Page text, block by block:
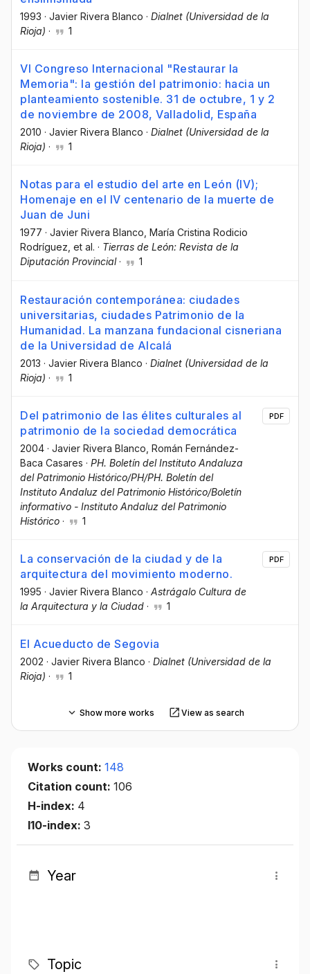
1993 · Javier Rivera Blanco · Dialnet (Universidad de la
Rioja) · 1
VI Congreso Internacional "Restaurar la
Memoria": la gestión del patrimonio: hacia un
planteamiento sostenible. 31 de octubre, 1 y 2
de noviembre de 2008, Valladolid, España
2010 · Javier Rivera Blanco · Dialnet (Universidad de la
Rioja) · 1
Notas para el estudio del arte en León (IV);
Homenaje en el IV centenario de la muerte de
Juan de Juni
1977 · Javier Rivera Blanco, María Cristina Rodicio
Rodríguez, et al. · Tierras de León: Revista de la
Diputación Provincial· 1
Restauración contemporánea: ciudades
universitarias, ciudades Patrimonio de la
Humanidad. La manzana fundacional cisneriana
de la Universidad de Alcalá
2013 · Javier Rivera Blanco · Dialnet (Universidad de la
Rioja) · 1
Del patrimonio de las élites culturales al
patrimonio de la sociedad democrática
2004 · Javier Rivera Blanco , Román Fernández-
Baca Casares · PH. Boletín del Instituto Andaluza
del Patrimonio Histórico/PH/PH. Boletín del
Instituto Andaluz del Patrimonio Histórico/Boletín
informativo - Instituto Andaluz del Patrimonio
Histórico · 1
PDF
La conservación de la ciudad y de la
arquitectura del movimiento moderno.
1995 · Javier Rivera Blanco · Astrágalo Cultura de
la Arquitectura y la Ciudad · 1
PDF
El Acueducto de Segovia
2002 · Javier Rivera Blanco · Dialnet (Universidad de la
Rioja) · 1
Show more works View as search
Works count: 148
Citation count: 106
H-index: 4
I10-index: 3
Year
Topic